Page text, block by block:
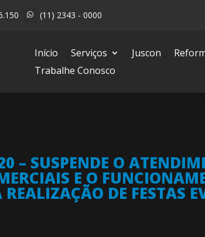
 (11) 2343 - 0000
Início Serviços Juscon
Trabalhe Conosco
– SUSPENDE O
E O
DE FESTAS